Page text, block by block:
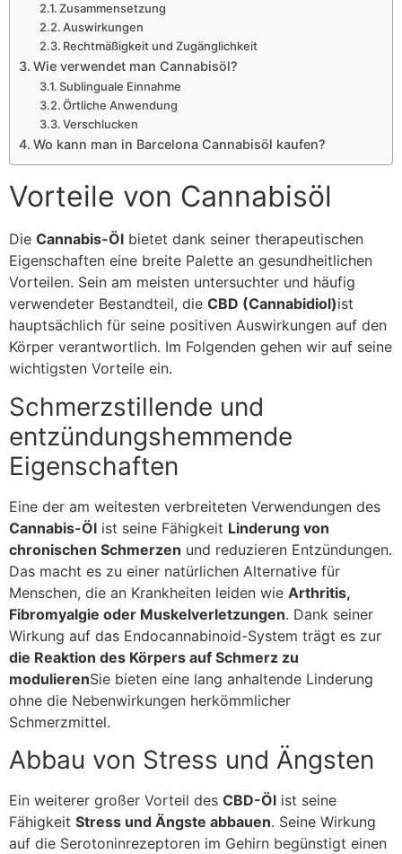
Zusammensetzung
Auswirkungen
Rechtmäßigkeit und Zugänglichkeit
Wie verwendet man Cannabisöl?
Sublinguale Einnahme
Örtliche Anwendung
Verschlucken
Wo kann man in Barcelona Cannabisöl kaufen?
Vorteile von Cannabisöl
Die Cannabis-Öl bietet dank seiner therapeutischen
Eigenschaften eine breite Palette an gesundheitlichen
Vorteilen. Sein am meisten untersuchter und häufig
verwendeter Bestandteil, die CBD (Cannabidiol)ist
hauptsächlich für seine positiven Auswirkungen auf den
Körper verantwortlich. Im Folgenden gehen wir auf seine
wichtigsten Vorteile ein.
Schmerzstillende und
entzündungshemmende
Eigenschaften
Eine der am weitesten verbreiteten Verwendungen des
Cannabis-Öl ist seine Fähigkeit Linderung von
chronischen Schmerzen und reduzieren Entzündungen.
Das macht es zu einer natürlichen Alternative für
Menschen, die an Krankheiten leiden wie Arthritis,
Fibromyalgie oder Muskelverletzungen. Dank seiner
Wirkung auf das Endocannabinoid-System trägt es zur
die Reaktion des Körpers auf Schmerz zu
modulierenSie bieten eine lang anhaltende Linderung
ohne die Nebenwirkungen herkömmlicher
Schmerzmittel.
Abbau von Stress und Ängsten
Ein weiterer großer Vorteil des CBD-Öl ist seine
Fähigkeit Stress und Ängste abbauen. Seine Wirkung
auf die Serotoninrezeptoren im Gehirn begünstigt einen